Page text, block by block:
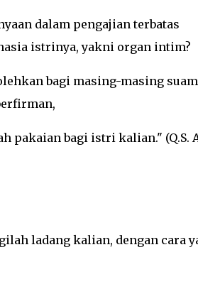
dalam pengajian terbatas
istrinya, yakni organ intim?
bagi masing-masing
pakaian bagi istri kalian." (Q.S.
ladang kalian, dengan cara